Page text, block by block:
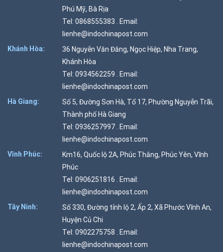
Phú Mỹ, Bà Rịa
Tel: 0868555383 . Email:
lienhe@indochinapost.com
Khánh Hòa:
36 Nguyễn Văn Đăng, Ngọc Hiệp, Nha Trang,
Khánh Hòa
Tel: 0934562259 . Email:
lienhe@indochinapost.com
Hà Giang:
Số 5, Đường Sơn Hà, Tổ 17, Phường Nguyễn Trãi,
Thành phố Hà Giang
Tel: 0936257997 . Email:
lienhe@indochinapost.com
Vĩnh Phúc:
Km16, Quốc lộ 2A, Phúc Thắng, Phúc Yên, Vĩnh
Phúc
Tel: 0906251816 . Email:
lienhe@indochinapost.com
Tây Ninh:
Số 330, Đường tỉnh lộ 2, Ấp 2, Xã Phước Vĩnh An,
Huyện Củ Chi
Tel: 0902275758 . Email:
lienhe@indochinapost.com